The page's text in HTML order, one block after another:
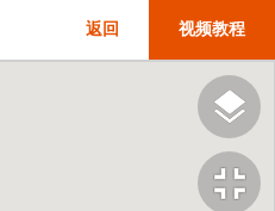
视频教程
返回
fullscreen_exit